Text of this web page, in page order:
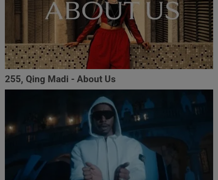
255, Qing Madi - About Us